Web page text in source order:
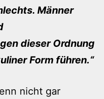
Männer
dieser Ordnung
Form führen.“
nicht gar